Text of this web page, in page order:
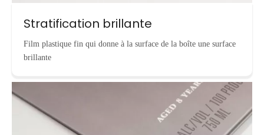
Stratification brillante
Film plastique fin qui donne à la surface de la boîte une surface
brillante